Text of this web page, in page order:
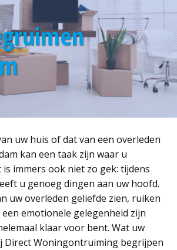
uw huis of dat van een overleden
kan een taak zijn waar u
immers ook niet zo gek: tijdens
u genoeg dingen aan uw hoofd.
uw overleden geliefde zien, ruiken
emotionele gelegenheid zijn
klaar voor bent. Wat uw
Direct Woningontruiming begrijpen